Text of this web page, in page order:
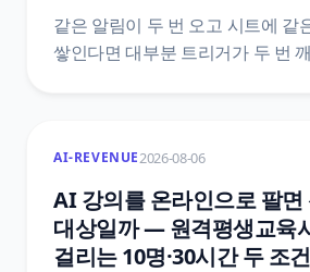
같은 알림이 두 번 오고 시트에 같
쌓인다면 대부분 트리거가 두 번
문서에 실제로 적힌 기능 이름과
다섯 가지 방법을 정리했어요.
AI-REVENUE2026-08-06
AI 강의를 온라인으로 팔면
대상일까 — 원격평생교육
걸리는 10명·30시간 두 조건